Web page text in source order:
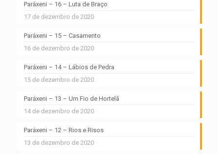
Paráxeni – 16 – Luta de Braço
17 de dezembro de 2020
Paráxeni – 15 – Casamento
16 de dezembro de 2020
Paráxeni – 14 – Lábios de Pedra
15 de dezembro de 2020
Paráxeni – 13 – Um Fio de Hortelã
14 de dezembro de 2020
Paráxeni – 12 – Rios e Risos
13 de dezembro de 2020